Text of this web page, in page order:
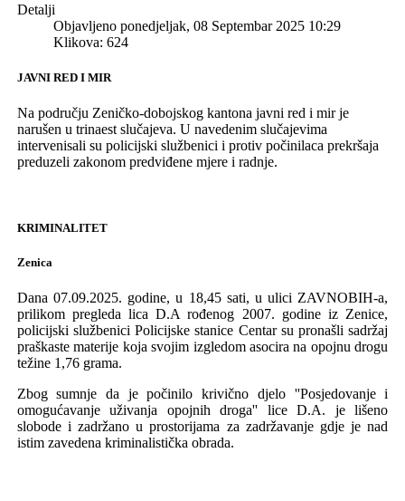
Detalji
Objavljeno ponedjeljak, 08 Septembar 2025 10:29
Klikova: 624
JAVNI RED I MIR
Na području Zeničko-dobojskog kantona javni red i mir je
narušen u trinaest slučajeva. U navedenim slučajevima
intervenisali su policijski službenici i protiv počinilaca prekršaja
preduzeli zakonom predviđene mjere i radnje.
KRIMINALITET
Zenica
Dana 07.09.2025. godine, u 18,45 sati, u uliciZAVNOBIH-a,
prilikom pregleda lica D.A rođenog 2007. godine iz Zenice,
policijski službenici Policijske stanice Centar su pronašli sadržaj
praškaste materije koja svojim izgledom asocira na opojnu drogu
težine 1,76 grama.
Zbog sumnje da je počinilo krivično djelo ''Posjedovanje i
omogućavanje uživanja opojnih droga'' lice D.A. jelišeno
slobode i zadržano u prostorijama za zadržavanje gdje je nad
istim zavedena kriminalistička obrada.